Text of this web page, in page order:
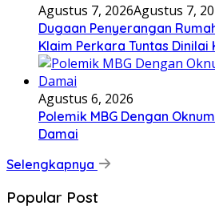
Agustus 7, 2026Agustus 7,
Dugaan Penyerangan
Klaim Perkara Tuntas Dinilai
Agustus 6, 2026
Polemik MBG Dengan
Damai
Selengkapnya
Popular Post